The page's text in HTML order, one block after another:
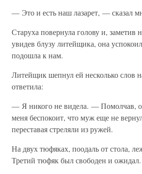
— Это и есть наш лазарет, — сказал
Старуха повернула голову и, заметив
увидев блузу литейщика, она
подошла к нам.
Литейщик шепнул ей несколько слов
ответила:
— Я никого не видела. — Помолчав,
меня беспокоит, что муж еще не
переставая стреляли из ружей.
На двух тюфяках, поодаль от стола,
Третий тюфяк был свободен и ожидал.